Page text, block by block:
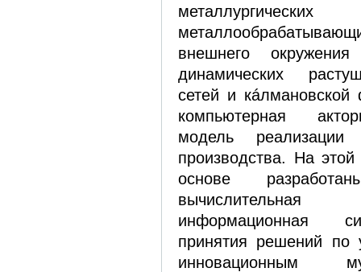
внешнего
динамических
сетей и кáлмановской
компьютерная
модель реализации
производства. На этой
основе
информационная
принятия решений по
инновационным